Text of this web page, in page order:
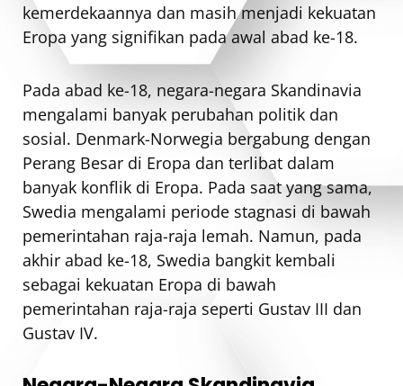
kemerdekaannya dan masih menjadi kekuatan
Eropa yang signifikan pada awal abad ke-18.
Pada abad ke-18, negara-negara Skandinavia
mengalami banyak perubahan politik dan
sosial. Denmark-Norwegia bergabung dengan
Perang Besar di Eropa dan terlibat dalam
banyak konflik di Eropa. Pada saat yang sama,
Swedia mengalami periode stagnasi di bawah
pemerintahan raja-raja lemah. Namun, pada
akhir abad ke-18, Swedia bangkit kembali
sebagai kekuatan Eropa di bawah
pemerintahan raja-raja seperti Gustav III dan
Gustav IV.